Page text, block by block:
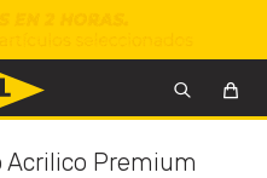
Premium